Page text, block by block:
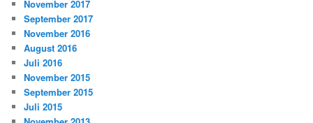
November 2017
September 2017
November 2016
August 2016
Juli 2016
November 2015
September 2015
Juli 2015